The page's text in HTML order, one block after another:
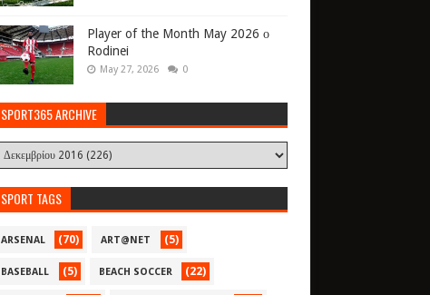
Player of the Month May 2026 ο
Rodinei
May 27, 2026 0
SPORT365 ARCHIVE
SPORT TAGS
ARSENAL (70) ART@NET (5)
BASEBALL (5) BEACH SOCCER (22)